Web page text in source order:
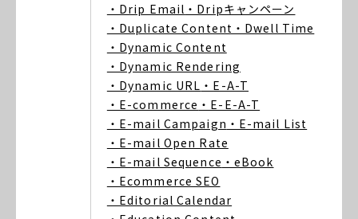
・Drip Email ・Dripキャンペーン
・Duplicate Content ・Dwell Time
・Dynamic Content
・Dynamic Rendering
・Dynamic URL ・E-A-T
・E-commerce ・E-E-A-T
・E-mail Campaign ・E-mail List
・E-mail Open Rate
・E-mail Sequence ・eBook
・Ecommerce SEO
・Editorial Calendar